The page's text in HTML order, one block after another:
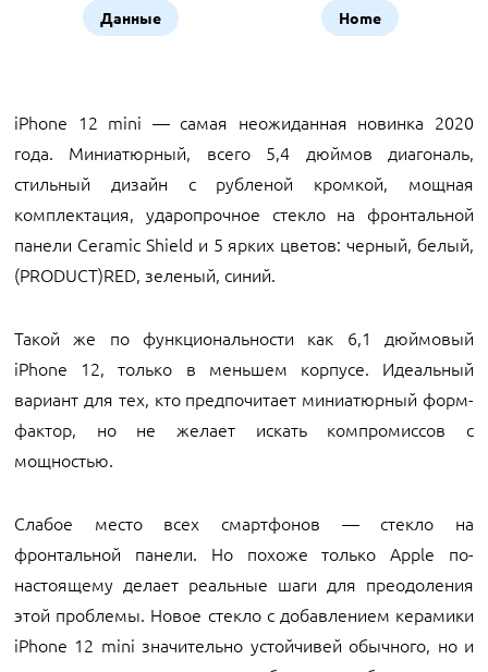
Данные Home
iPhone 12 mini — самая неожиданная новинка 2020
года. Миниатюрный, всего 5,4 дюймов диагональ,
стильный дизайн с рубленой кромкой, мощная
комплектация, ударопрочное стекло на фронтальной
панели Ceramic Shield и 5 ярких цветов: черный, белый,
(PRODUCT)RED, зеленый, синий.
Такой же по функциональности как 6,1 дюймовый
iPhone 12, только в меньшем корпусе. Идеальный
вариант для тех, кто предпочитает миниатюрный форм-
фактор, но не желает искать компромиссов с
мощностью.
Слабое место всех смартфонов — стекло на
фронтальной панели. Но похоже только Apple по-
настоящему делает реальные шаги для преодоления
этой проблемы. Новое стекло с добавлением керамики
iPhone 12 mini значительно устойчивей обычного, но и